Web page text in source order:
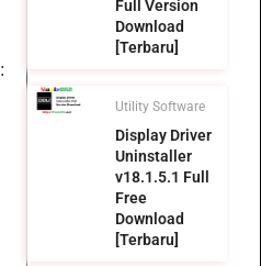
:
Full Version
Download
[Terbaru]
Utility Software
Display Driver
Uninstaller
v18.1.5.1 Full
Free
Download
[Terbaru]